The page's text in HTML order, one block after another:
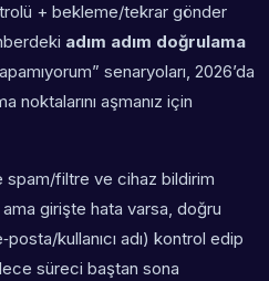
+ bekleme/tekrar gönder
adım adım doğrulama
senaryoları, 2026’da
noktalarını aşmanız için
spam/filtre ve cihaz bildirim
ama girişte hata varsa, doğru
kullanıcı adı) kontrol edip
süreci baştan sona